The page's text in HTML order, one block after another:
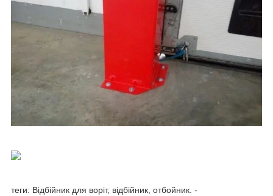
теги: Відбійник для воріт, відбійник, отбойник. -